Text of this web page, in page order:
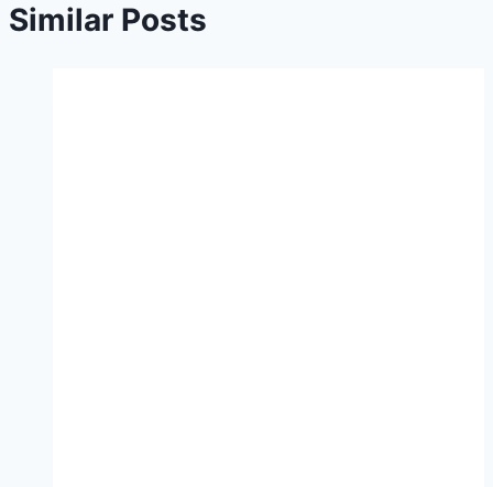
Similar Posts